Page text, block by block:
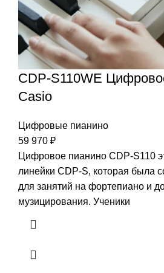
CDP-S110WE
Casio
Цифровые пианино
59 970 ₽
Цифровое пианино CDP-S110
линейки CDP-S, которая была
для занятий на фортепиано и
музицирования. Ученики